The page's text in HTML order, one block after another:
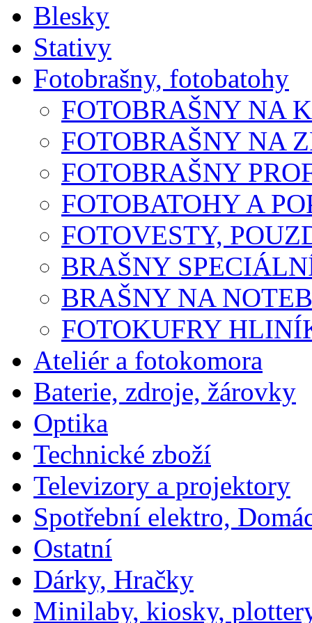
Blesky
Stativy
Fotobrašny, fotobatohy
FOTOBRAŠNY NA
FOTOBRAŠNY NA
FOTOBRAŠNY
FOTOBATOHY A
FOTOVESTY,
BRAŠNY
BRAŠNY NA
FOTOKUFRY
Ateliér a fotokomora
Baterie, zdroje, žárovky
Optika
Technické zboží
Televizory a projektory
Spotřební elektro,
Ostatní
Dárky, Hračky
Minilaby, kiosky,